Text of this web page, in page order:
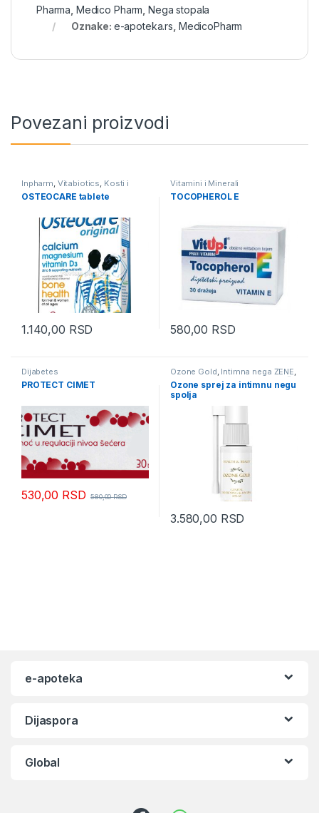
Pharma Medico Pharm Nega stopala
Oznake: e-apoteka.rs MedicoPharm
Povezani proizvodi
Inpharm Vitabiotics Kosti i
Zglobovi
OSTEOCARE tablete
1.140,00 RSD
Vitamini i Minerali
TOCOPHEROL E
580,00 RSD
Dijabetes
PROTECT CIMET
530,00 RSD 580,00RSD
Ozone Gold, Intimna nega ŽENE,
Nega stopala, Noge i Vene Vaši i
Gnjide
Ozone sprej za intimnu negu
spolja
3.580,00 RSD
e-apoteka
Dijaspora
Global